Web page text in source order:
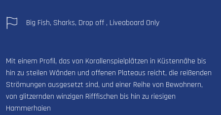
Big Fish, Sharks, Drop off , Liveaboard Only
Mit einem Profil, das von Korallenspielplätzen in Küstennähe bis
hin zu steilen Wänden und offenen Plateaus reicht, die reißenden
Strömungen ausgesetzt sind, und einer Reihe von Bewohnern,
von glitzernden winzigen Rifffischen bis hin zu riesigen
Hammerhaien